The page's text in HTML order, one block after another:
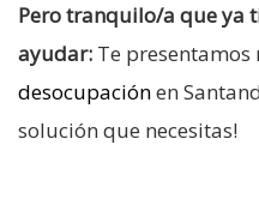
Pero tranquilo/a que ya
ayudar: Te presentamos
desocupaciónen
solución que necesitas!